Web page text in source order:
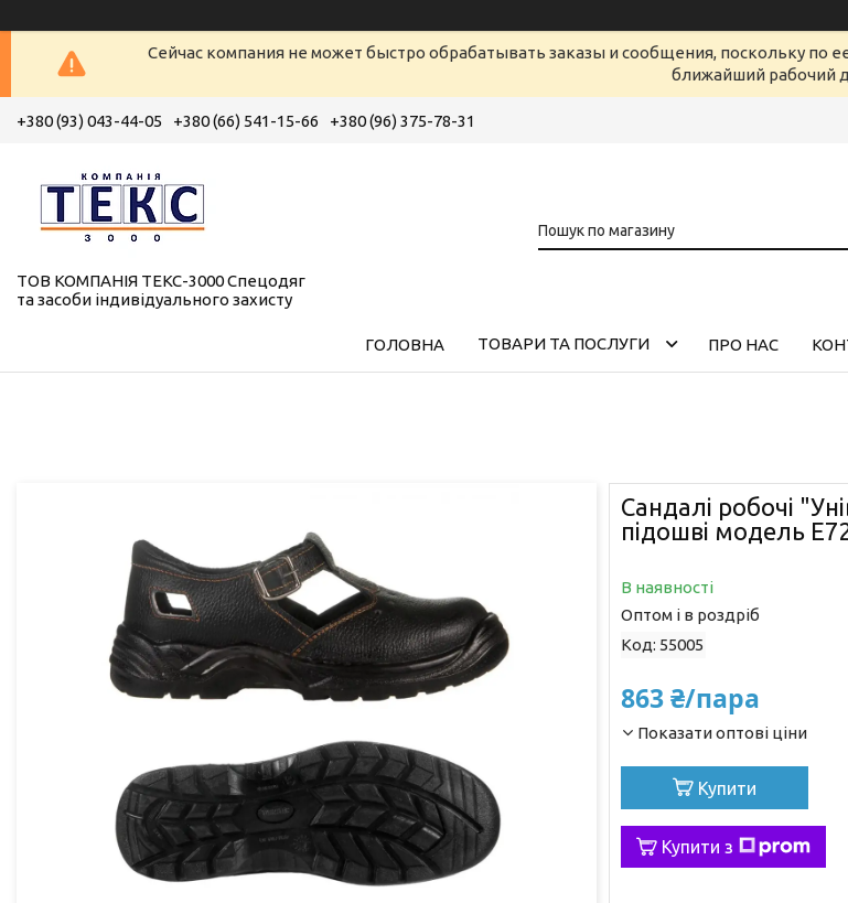
Сейчас компания не может быстро обрабатывать заказы и сообщения, поскольку по
ближайший рабочий
+380 (93) 043-44-05 +380 (66) 541-15-66 +380 (96) 375-78-31
ТОВ КОМПАНІЯ ТЕКС-3000 Спецодяг
та засоби індивідуального захисту
ГОЛОВНА ТОВАРИ ТА ПОСЛУГИ ПРО НАС
Сандалі робочі
підошві модель
В наявності
Оптом і в роздріб
Код: 55005
863 ₴/пара
Показати оптові ціни
Купити
Купити з